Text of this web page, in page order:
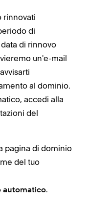
rinnovati
di
di rinnovo
un'e-mail
al dominio.
accedi alla
del
pagina di dominio
del tuo
automatico.